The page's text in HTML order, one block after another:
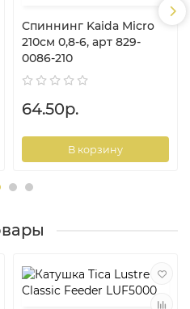
Спиннинг Kaida Micro
210см 0,8-6, арт 829-
0086-210
64.50р.
В корзину